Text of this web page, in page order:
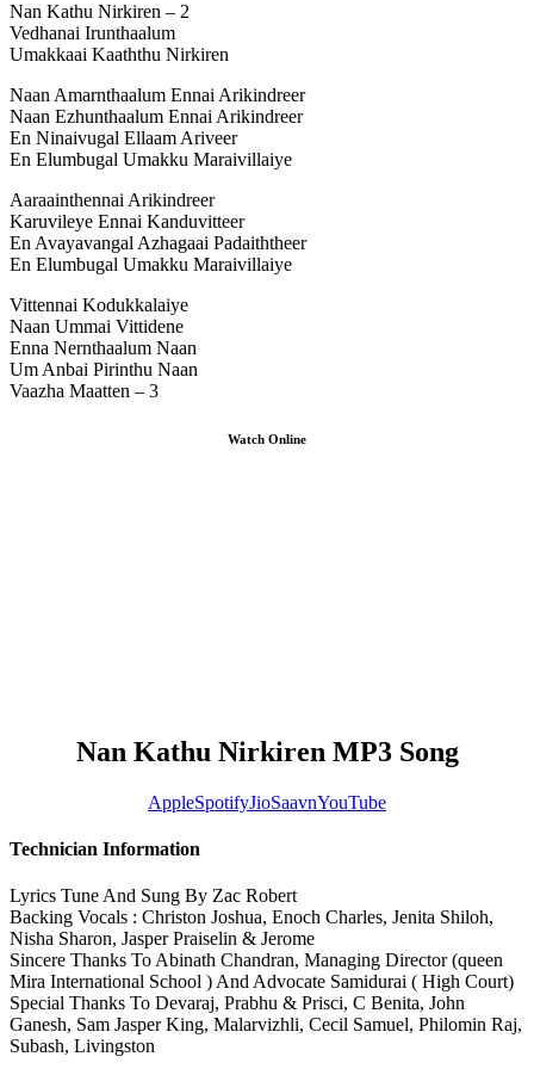
Nan Kathu Nirkiren – 2
Vedhanai Irunthaalum
Umakkaai Kaaththu Nirkiren
Naan Amarnthaalum Ennai Arikindreer
Naan Ezhunthaalum Ennai Arikindreer
En Ninaivugal Ellaam Ariveer
En Elumbugal Umakku Maraivillaiye
Aaraainthennai Arikindreer
Karuvileye Ennai Kanduvitteer
En Avayavangal Azhagaai Padaiththeer
En Elumbugal Umakku Maraivillaiye
Vittennai Kodukkalaiye
Naan Ummai Vittidene
Enna Nernthaalum Naan
Um Anbai Pirinthu Naan
Vaazha Maatten – 3
Watch Online
Nan Kathu Nirkiren MP3 Song
AppleSpotifyJioSaavnYouTube
Technician Information
Lyrics Tune And Sung By Zac Robert
Backing Vocals : Christon Joshua, Enoch Charles, Jenita Shiloh,
Nisha Sharon, Jasper Praiselin & Jerome
Sincere Thanks To Abinath Chandran, Managing Director (queen
Mira International School ) And Advocate Samidurai ( High Court)
Special Thanks To Devaraj, Prabhu & Prisci, C Benita, John
Ganesh, Sam Jasper King, Malarvizhli, Cecil Samuel, Philomin Raj,
Subash, Livingston